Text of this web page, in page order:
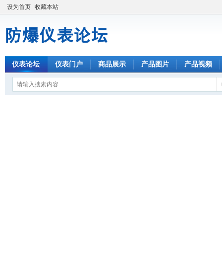
设为首页 收藏本站
仪表论坛 仪表门户 商品展示 产品图片 产品视频